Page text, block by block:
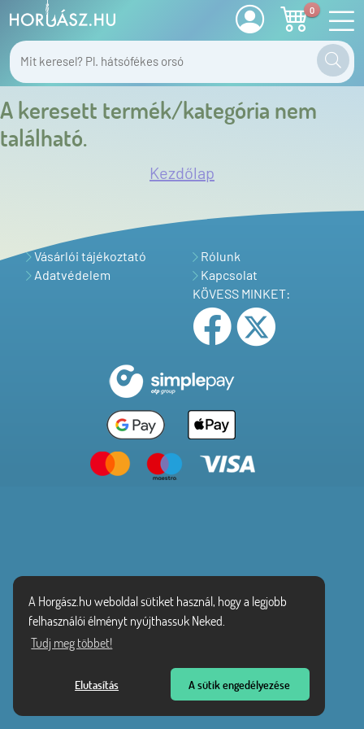
A Horgász.hu weboldal sütiket használ, hogy a legjobb
felhasználói élményt nyújthassuk Neked.
Tudj meg többet!
Elutasítás A sütik engedélyezése
0
A keresett termék/kategória nem
található.
Kezdőlap
Vásárlói tájékoztató
Adatvédelem
Rólunk
Kapcsolat
KÖVESS MINKET: